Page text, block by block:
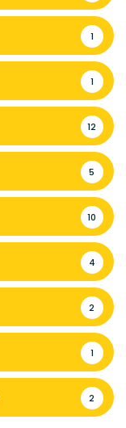
1
1
12
5
10
4
2
1
2